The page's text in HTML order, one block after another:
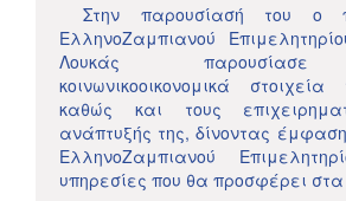
Στην παρουσίασή του ο
ΕλληνοΖαμπιανού
Λουκάς παρουσίασε
κοινωνικοοικονομικά
καθώς και τους
ανάπτυξής της, δίνοντας
ΕλληνοΖαμπιανού
υπηρεσίες που θα προσφέρει